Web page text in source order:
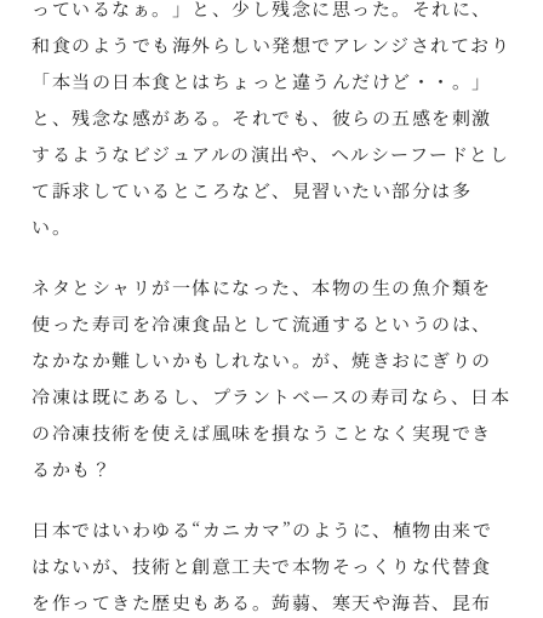
っているなぁ。」と、少し残念に思った。それに、
和食のようでも海外らしい発想でアレンジされており
「本当の日本食とはちょっと違うんだけど・・。」
と、残念な感がある。それでも、彼らの五感を刺激
するようなビジュアルの演出や、ヘルシーフードとし
て訴求しているところなど、見習いたい部分は多
い。
ネタとシャリが一体になった、本物の生の魚介類を
使った寿司を冷凍食品として流通するというのは、
なかなか難しいかもしれない。が、焼きおにぎりの
冷凍は既にあるし、プラントベースの寿司なら、日本
の冷凍技術を使えば風味を損なうことなく実現でき
るかも？
日本ではいわゆる“カニカマ”のように、植物由来で
はないが、技術と創意工夫で本物そっくりな代替食
を作ってきた歴史もある。蒟蒻、寒天や海苔、昆布